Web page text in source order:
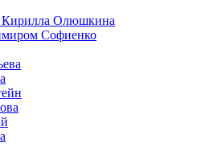
Кирилла Олюшкина
Софиенко